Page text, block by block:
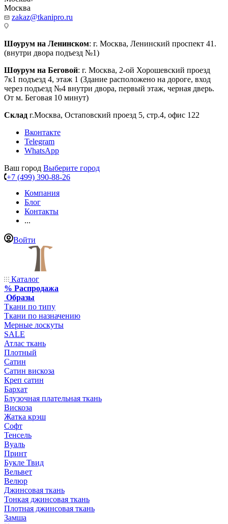
Москва
zakaz@tkanipro.ru
Шоурум на Ленинском: г. Москва, Ленинский проспект 41.
(внутри двора подъезд №1)
Шоурум на Беговой: г. Москва, 2-ой Хорошевский проезд
7к1 подъезд 4, этаж 1 (Здание расположено на дороге, вход
через подъезд №4 внутри двора, первый этаж, черная дверь.
От м. Беговая 10 минут)
Склад г.Москва, Остаповский проезд 5, стр.4, офис 122
Вконтакте
Telegram
WhatsApp
Ваш город Выберите город
+7 (499) 390-88-26
Компания
Блог
Контакты
...
Войти
Каталог
% Распродажа
Образы
Ткани по типу
Ткани по назначению
Мерные лоскуты
SALE
Атлас ткань
Плотный
Сатин
Сатин вискоза
Креп сатин
Бархат
Блузочная плательная ткань
Вискоза
Жатка крэш
Софт
Тенсель
Вуаль
Принт
Букле Твид
Вельвет
Велюр
Джинсовая ткань
Тонкая джинсовая ткань
Плотная джинсовая ткань
Замша